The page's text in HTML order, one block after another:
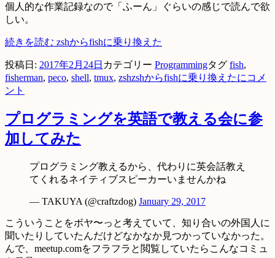
個人的な作業記録なので「ふーん」ぐらいの感じで読んで欲
しい。
続きを読む zshからfishに乗り換えた
投稿日: 2017年2月24日 カテゴリー Programmingタグ fish,
fisherman, peco, shell, tmux, zshzshからfishに乗り換えたに コメ
ント
プログラミングを英語で教える会に参
加してみた
プログラミング教えるから、代わりに英会話教え
てくれるネイティブスピーカーいませんかね
— TAKUYA (@craftzdog) January 29, 2017
こういうことをボヤ〜っと考えていて、知り合いの外国人に
聞いたりしていたんだけどなかなか見つかっていなかった。
んで、meetup.comをフラフラと閲覧していたらこんなコミュ